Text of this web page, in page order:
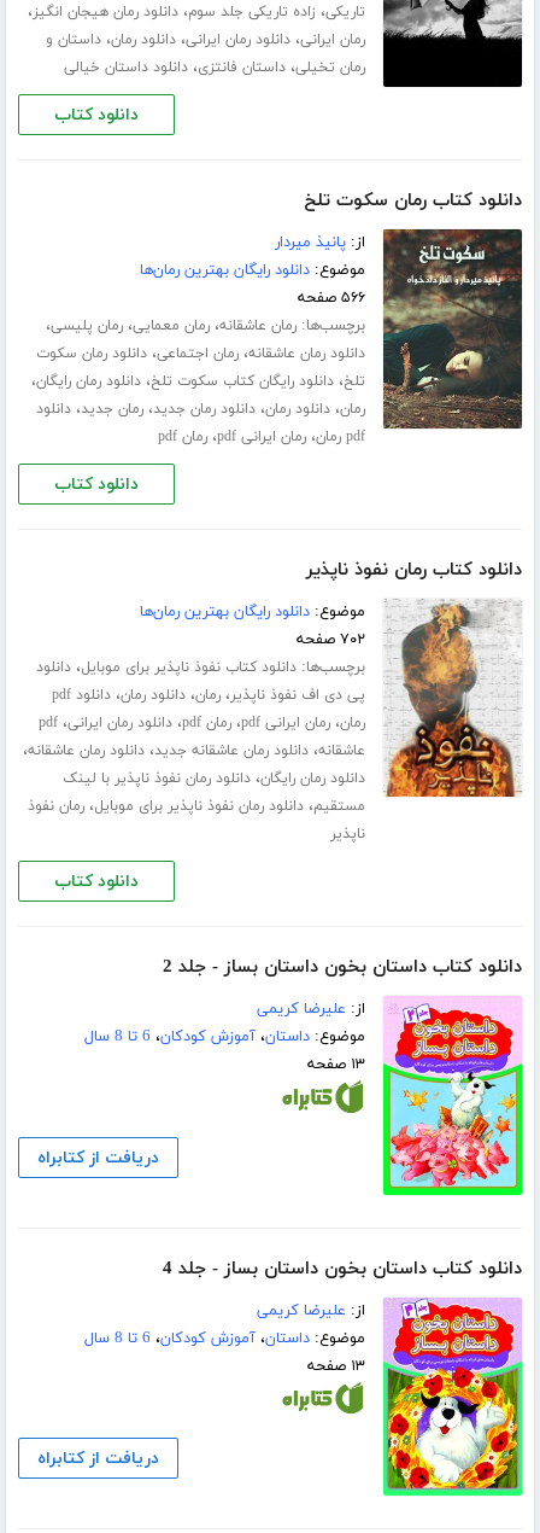
تاریکی، زاده تاریکی جلد سوم،دانلود رمان هیجان انگیز،
رمان ایرانی،دانلود رمان ایرانی،دانلود رمان،داستان و
رمان تخیلی،داستان فانتزی،دانلود داستان خیالی
دانلود کتاب
دانلود کتاب رمان سکوت تلخ
از:پانیذ میردار
موضوع:دانلود رایگان بهترین رمان‌ها
۵۶۶ صفحه
برچسب‌ها:رمان عاشقانه،رمان معمایی،رمان پلیسی،
دانلود رمان عاشقانه،رمان اجتماعی،دانلود رمان سکوت
تلخ،دانلود رایگان کتاب سکوت تلخ،دانلود رمان رایگان،
رمان،دانلود رمان،دانلود رمان جدید،رمان جدید،دانلود
pdf رمان
،رمان ایرانی pdf ،رمان pdf
دانلود کتاب
دانلود کتاب رمان نفوذ ناپذیر
موضوع:دانلود رایگان بهترین رمان‌ها
۷۰۲ صفحه
برچسب‌ها:دانلود کتاب نفوذ ناپذیر برای موبایل،دانلود
پی دی اف نفوذ ناپذیر،رمان،دانلود رمان،
دانلود pdf
رمان،رمان ایرانی pdf ،رمان pdf ،دانلود رمان ایرانی،pdf
عاشقانه،دانلود رمان عاشقانه جدید،دانلود رمان عاشقانه،
دانلود رمان رایگان،دانلود رمان نفوذ ناپذیر با لینک
مستقیم،دانلود رمان نفوذ ناپذیر برای موبایل،رمان نفوذ
ناپذیر
دانلود کتاب
دانلود کتاب داستان بخون داستان بساز - جلد 2
از: علیرضا کریمی
موضوع:داستان،آموزش کودکان، 6 تا 8 سال
۱۳ صفحه
دریافت از کتابراه
دانلود کتاب داستان بخون داستان بساز - جلد 4
از: علیرضا کریمی
موضوع:داستان،آموزش کودکان، 6 تا 8 سال
۱۳ صفحه
دریافت از کتابراه